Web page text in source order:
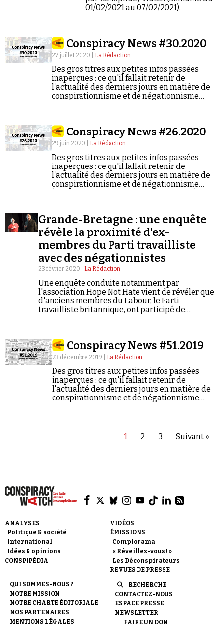
01/02/2021 au 07/02/2021).
Conspiracy News #30.2020
27 juillet 2020 | La Rédaction
Des gros titres aux petites infos passées
inaperçues : ce qu'il fallait retenir de
l'actualité des derniers jours en matière de
conspirationnisme et de négationnisme
Conspiracy News #26.2020
29 juin 2020 | La Rédaction
Des gros titres aux petites infos passées
inaperçues : ce qu'il fallait retenir de
l'actualité des derniers jours en matière de
conspirationnisme et de négationnisme
Grande-Bretagne : une enquête
révèle la proximité d'ex-
membres du Parti travailliste
avec des négationnistes
23 février 2020 | La Rédaction
Une enquête conduite notamment par
l'association Hope Not Hate vient de révéler que
d'anciens membres du Labour, le Parti
travailliste britannique, ont participé de
Conspiracy News #51.2019
23 décembre 2019 | La Rédaction
Des gros titres aux petites infos passées
inaperçues : ce qu'il fallait retenir de
l'actualité des derniers jours en matière de
conspirationnisme et de négationnisme
1 2 3 Suivant »
ANALYSES
Politique & société
International
Idées & opinions
CONSPIPÉDIA
VIDÉOS
ÉMISSIONS
Complorama
« Réveillez-vous ! »
Les Déconspirateurs
REVUES DE PRESSE
QUI SOMMES-NOUS ?
NOTRE MISSION
NOTRE CHARTE ÉDITORIALE
NOS PARTENAIRES
MENTIONS LÉGALES
RECHERCHE
CONTACTEZ-NOUS
ESPACE PRESSE
NEWSLETTER
FAIRE UN DON